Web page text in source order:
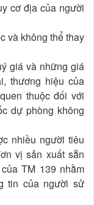
cơ địa của người
và không thể thay
giá và những giá
thương hiệu của
thuộc đối với
dự phòng không
nhiều người tiêu
vị sản xuất sẵn
TM 139 nhằm
tin của người sử